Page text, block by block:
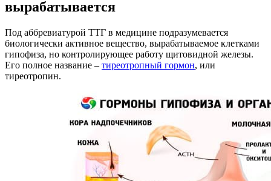
вырабатывается
Под аббревиатурой ТТГ в медицине подразумевается
биологически активное вещество, вырабатываемое клетками
гипофиза, но контролирующее работу щитовидной железы.
Его полное название – тиреотропный гормон, или
тиреотропин.